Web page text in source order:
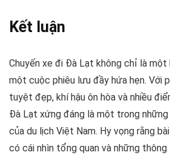
Kết luận
Chuyến xe đi Đà Lạt không chỉ là một
một cuộc phiêu lưu đầy hứa hẹn. Với
tuyệt đẹp, khí hậu ôn hòa và nhiều
Đà Lạt xứng đáng là một trong
của du lịch Việt Nam. Hy vọng rằng
có cái nhìn tổng quan và những